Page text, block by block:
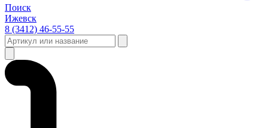
Поиск
Ижевск
8 (3412) 46-55-55